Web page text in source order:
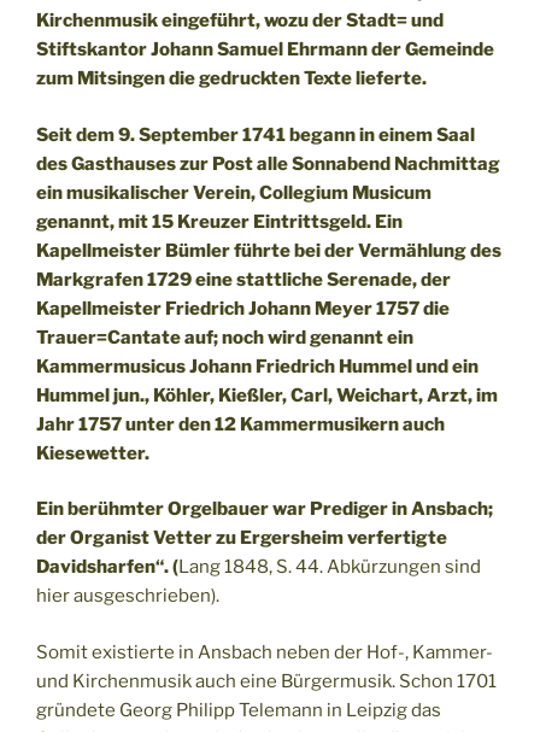
Kirchenmusik eingeführt, wozu der Stadt= und
Stiftskantor Johann Samuel Ehrmann der Gemeinde
zum Mitsingen die gedruckten Texte lieferte.
Seit dem 9. September 1741 begann in einem Saal
des Gasthauses zur Post alle Sonnabend Nachmittag
ein musikalischer Verein, Collegium Musicum
genannt, mit 15 Kreuzer Eintrittsgeld. Ein
Kapellmeister Bümler führte bei der Vermählung des
Markgrafen 1729 eine stattliche Serenade, der
Kapellmeister Friedrich Johann Meyer 1757 die
Trauer=Cantate auf; noch wird genannt ein
Kammermusicus Johann Friedrich Hummel und ein
Hummel jun., Köhler, Kießler, Carl, Weichart, Arzt, im
Jahr 1757 unter den 12 Kammermusikern auch
Kiesewetter.
Ein berühmter Orgelbauer war Prediger in Ansbach;
der Organist Vetter zu Ergersheim verfertigte
Davidsharfen“. (Lang 1848, S. 44. Abkürzungen sind
hier ausgeschrieben).
Somit existierte in Ansbach neben der Hof-, Kammer-
und Kirchenmusik auch eine Bürgermusik. Schon 1701
gründete Georg Philipp Telemann in Leipzig das